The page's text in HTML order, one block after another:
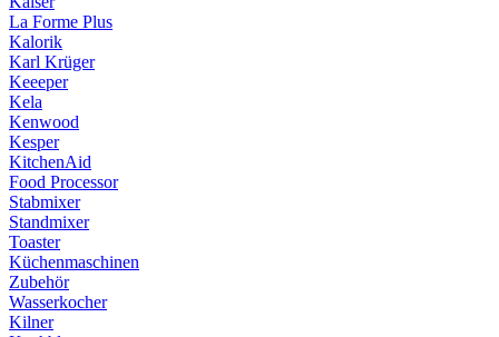
La Forme Plus
Kalorik
Karl Krüger
Keeeper
Kela
Kenwood
Kesper
KitchenAid
Food Processor
Stabmixer
Standmixer
Toaster
Küchenmaschinen
Zubehör
Wasserkocher
Kilner